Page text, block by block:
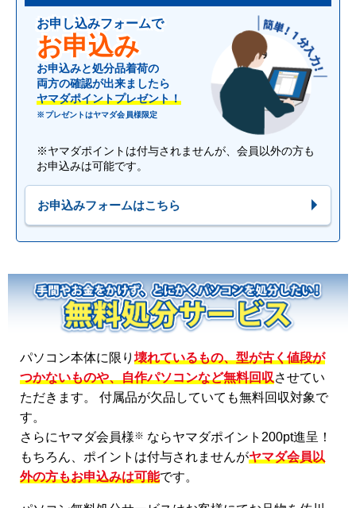
お申し込みフォームで
お申込み
お申込みと処分品着荷の
両方の確認が出来ましたら
ヤマダポイントプレゼント！
※プレゼントはヤマダ会員様限定
※ヤマダポイントは付与されませんが、会員以外の方も
お申込みは可能です。
お申込みフォームはこちら
パソコン本体に限り 壊れているもの、型が古く値段が
つかないものや、自作パソコンなど無料回収させてい
ただきます。 付属品が欠品していても無料回収対象で
す。
さらにヤマダ会員様※ ならヤマダポイント200pt進呈！
もちろん、ポイントは付与されませんがヤマダ会員以
外の方もお申込みは可能です。